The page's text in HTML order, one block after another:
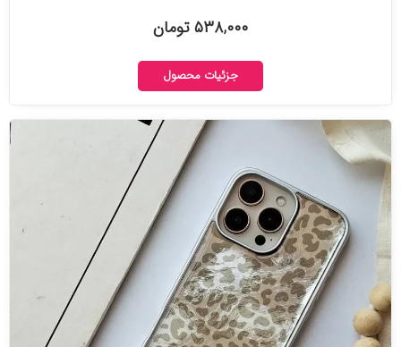
۵۳۸,۰۰۰ تومان
جزئیات محصول